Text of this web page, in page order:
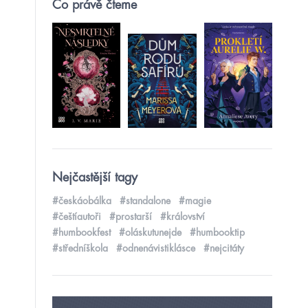
Co právě čteme
Nejčastější tagy
#českáobálka #standalone
#magie
#češtíautoři
#prostarší
#království
#humbookfest
#oláskutunejde
#humbooktip
#středníškola
#odnenávistiklásce #nejcitáty